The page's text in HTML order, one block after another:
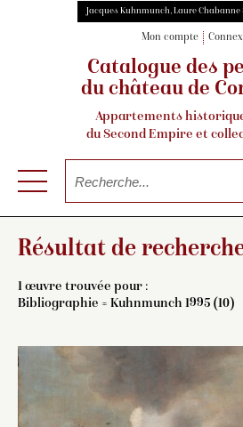
Jacques Kuhnmunch, Laure
Mon compte
Catalogue des
du château de
Appartements
du Second Empire et
Résultat de
1 œuvre trouvée pour :
Bibliographie = Kuhnmunch 1995 (10)